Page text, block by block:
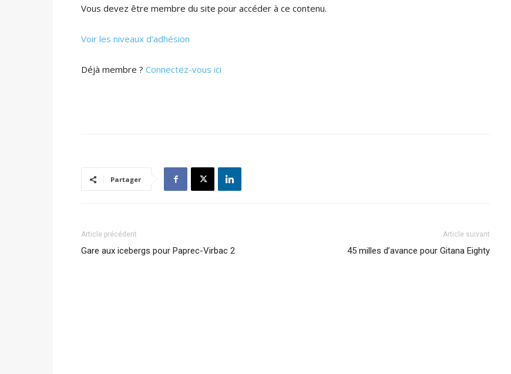
Vous devez être membre du site pour accéder à ce contenu.
Voir les niveaux d’adhésion
Déjà membre ? Connectez-vous ici
Partager
Article précédent
Gare aux icebergs pour Paprec-Virbac 2
Article suivant
45 milles d’avance pour Gitana Eighty